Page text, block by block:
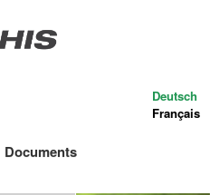
au
Deutsch
Français
Documents